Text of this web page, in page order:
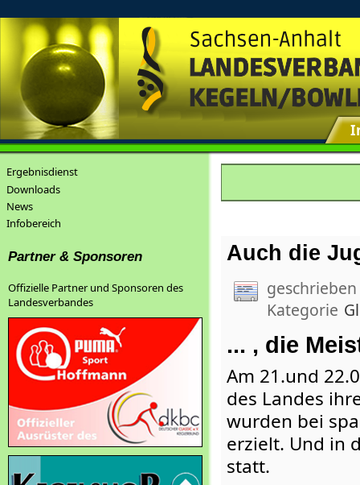
Auch die
Kategorie
... , die
Am 21.und
des Landes
wurden bei
erzielt. Und in
statt.
Ergebnisdienst
Downloads
News
Infobereich
Partner & Sponsoren
Offizielle Partner und Sponsoren des
Landesverbandes